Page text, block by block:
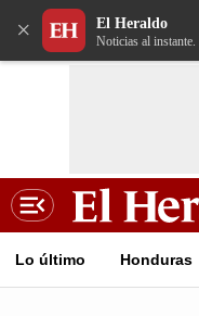
× El Heraldo
Noticias al
Lo último Honduras